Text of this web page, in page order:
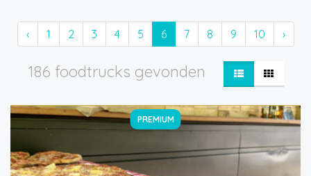
‹ 1 2 3 4 5 6 7 8 9 10 ›
186 foodtrucks gevonden
PREMIUM